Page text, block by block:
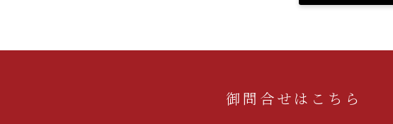
御問合せはこちら